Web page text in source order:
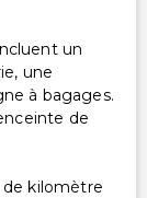
un
une
à bagages.
de
de kilomètre